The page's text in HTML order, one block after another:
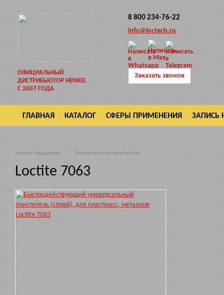
ОФИЦИАЛЬНЫЙ
ДИСТРИБЬЮТОР HENKEL
С 2007 ГОДА
8 800 234-76-22
info@loctech.ru
Заказать звонок
ГЛАВНАЯ КАТАЛОГ СФЕРЫ ПРИМЕНЕНИЯ ЗАПИСЬ
ВОЗВРАТ
Каталог продукции Очистители Loctite в Казани Loctite 7063
Loctite 7063